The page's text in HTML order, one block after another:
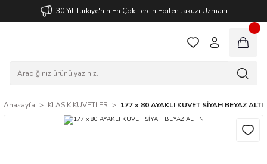
30 Yıl Türkiye'nin En Çok Tercih Edilen Jakuzi Uzmanı
Anasayfa KLASİK KÜVETLER 177 x 80 AYAKLI KÜVET SİYAH BEYAZ